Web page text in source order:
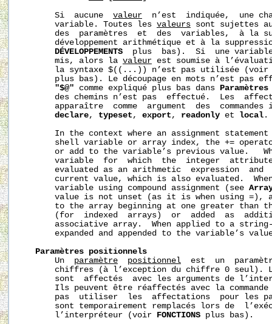
       Si  aucune
valeur
n’est  indiquée,  une
       variable. Toutes les
valeurs sont sujettes
des  paramètres  et  des  variables,  à la
développement arithmétique et à la
DÉVELOPPEMENTS
plus  bas).  Si  une
       mis, alors la
valeur est soumise à
la syntaxe $((...)) n’est pas utilisée
plus bas). Le découpage en mots n’est pas
"$@" comme expliqué plus bas dans
des chemins n’est pas  effectué.  Les
apparaître  comme  argument  des  commandes
declare, typeset , export , readonly et local .
In the context where an assignment
shell variable or array index, the +=
or add to the variable’s previous value.
variable  for  which  the  integer
evaluated as an arithmetic  expression  and
current value, which is also evaluated.
       variable using compound assignment (see
value is not unset (as it is when using =),
to the array beginning at one greater than
(for  indexed  arrays)  or  added  as
associative array.  When applied to a
expanded and appended to the variable’s
Paramètres positionnels
       Un
paramètre positionnel
est  un
chiffres (à l’exception du chiffre 0 seul).
sont  affectés  avec les arguments de
Ils peuvent être réaffectés avec la
pas  utiliser  les  affectations  pour les
sont temporairement remplacés lors de
       l’interpréteur (voir
FONCTIONS plus bas).